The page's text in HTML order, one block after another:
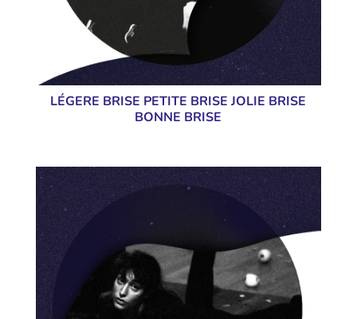
LÉGERE BRISE PETITE BRISE JOLIE BRISE
BONNE BRISE